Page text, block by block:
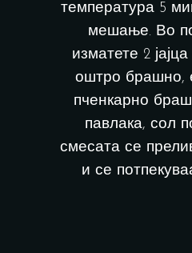
температура 5
мешање. Во
изматете 2
оштро брашно,
пченкарно
павлака, сол
смесата се
и се